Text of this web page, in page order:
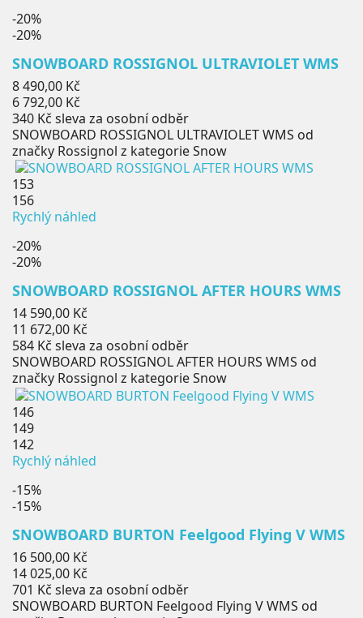
-20%
-20%
SNOWBOARD ROSSIGNOL ULTRAVIOLET WMS
Běžná
cena
8 490,00 Kč
Cena
6 792,00 Kč
340 Kč sleva za osobní odběr
SNOWBOARD ROSSIGNOL ULTRAVIOLET WMS od
značky Rossignol z kategorie Snow
153
156
Rychlý náhled
-20%
-20%
SNOWBOARD ROSSIGNOL AFTER HOURS WMS
Běžná
cena
14 590,00 Kč
Cena
11 672,00 Kč
584 Kč sleva za osobní odběr
SNOWBOARD ROSSIGNOL AFTER HOURS WMS od
značky Rossignol z kategorie Snow
146
149
142
Rychlý náhled
-15%
-15%
SNOWBOARD BURTON Feelgood Flying V WMS
Běžná
cena
16 500,00 Kč
Cena
14 025,00 Kč
701 Kč sleva za osobní odběr
SNOWBOARD BURTON Feelgood Flying V WMS od